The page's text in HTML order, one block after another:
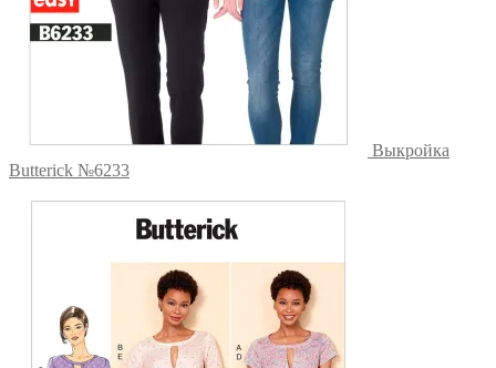
Выкройка
Butterick №6233